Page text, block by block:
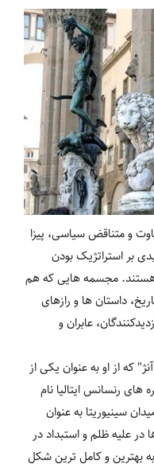
و متناقض سیاسی، پیزا
بر استراتژیک بودن
هستند. مجسمه هایی که هم
داستان ها و رازهای
عابران و
که از او به عنوان یکی از
های رنسانس ایتالیا نام
سینیوریتا به عنوان
در علیه ظلم و استبداد در
بهترین و کامل ترین شکل